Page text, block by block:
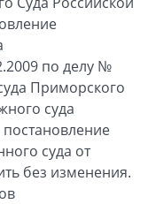
по делу №
Приморского
суда
суда от
без изменения.